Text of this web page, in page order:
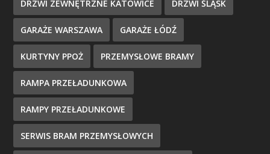
DRZWI ZEWNĘTRZNE KATOWICE DRZWI ŚLĄSK
GARAŻE WARSZAWA GARAŻE ŁÓDŹ
KURTYNY PPOŻ PRZEMYSŁOWE BRAMY
RAMPA PRZEŁADUNKOWA
RAMPY PRZEŁADUNKOWE
SERWIS BRAM PRZEMYSŁOWYCH